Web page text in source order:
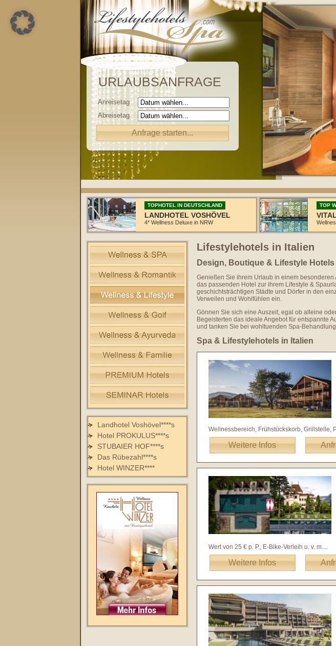
URLAUBSANFRAGE
Anreisetag
Abreisetag
TOPHOTEL IN DEUTSCHLAND
LANDHOTEL VOSHÖVEL
4* Wellness Deluxe in NRW
TOP
Landhotel Voshövel****s
Hotel PROKULUS****s
STUBAIER HOF****s
Das Rübezahl****s
Hotel WINZER****
Lifestylehotels in Italien
Design, Boutique & Lifestyle Hotels
Genießen Sie ihrem Urlaub in einem
das passenden Hotel zur ihrem Lifestyle &
geschichtsträchtigen Städte und Dörfer in den
Verweilen und Wohlfühlen ein.
Gönnen Sie sich eine Auszeit, egal ob alleine
Begeisterten das ideale Angebot für entspannte
und tanken Sie bei wohltuenden Spa-
Spa & Lifestylehotels in Italien
Wellnessbereich, Frühstückskorb, Grillstelle,
Weitere Infos
Wert von 25 € p. P., E-Bike-Verleih u. v. m....
Weitere Infos